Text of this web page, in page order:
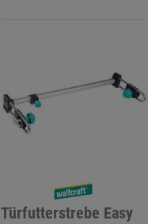
Türfutterstrebe Easy